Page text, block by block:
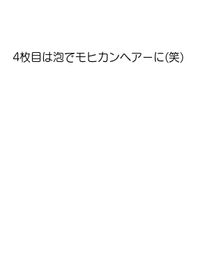
4枚目は泡でモヒカンヘアーに(笑)